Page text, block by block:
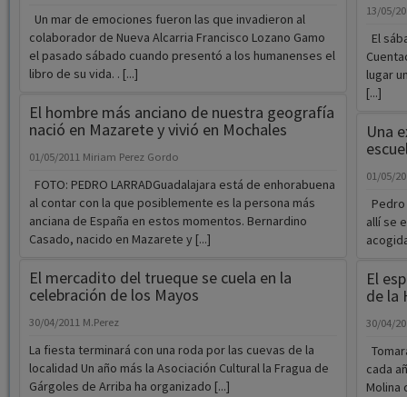
Un mar de emociones fueron las que invadieron al
colaborador de Nueva Alcarria Francisco Lozano Gamo
el pasado sábado cuando presentó a los humanenses el
libro de su vida. . [...]
El hombre más anciano de nuestra geografía
nació en Mazarete y vivió en Mochales
01/05/2011 Miriam Perez Gordo
FOTO: PEDRO LARRADGuadalajara está de enhorabuena
al contar con la que posiblemente es la persona más
anciana de España en estos momentos. Bernardino
Casado, nacido en Mazarete y [...]
El mercadito del trueque se cuela en la
celebración de los Mayos
30/04/2011 M.Perez
La fiesta terminará con una roda por las cuevas de la
localidad Un año más la Asociación Cultural la Fragua de
Gárgoles de Arriba ha organizado [...]
13/05/
El
lugar
[...]
Una
01/05/
allí se
El
de la
30/04/
cada
Molina